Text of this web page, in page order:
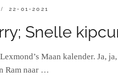
GEPLAATST
22-01-2021
Snelle
Maan kalender. Ja,
Ram naar …